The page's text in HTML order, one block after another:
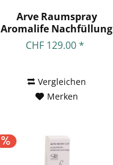
Arve Raumspray
Aromalife Nachfüllung
1000ml
CHF 129.00 *
Vergleichen
Merken